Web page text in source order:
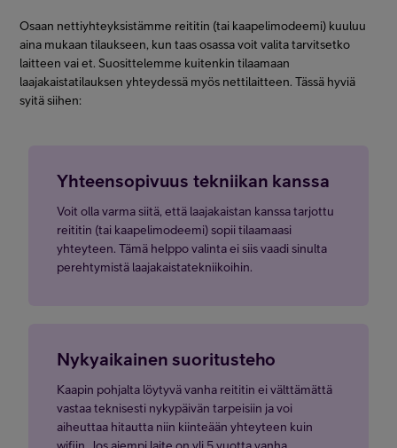
Osaan nettiyhteyksistämme reititin (tai kaapelimodeemi) kuuluu
aina mukaan tilaukseen, kun taas osassa voit valita tarvitsetko
laitteen vai et. Suosittelemme kuitenkin tilaamaan
laajakaistatilauksen yhteydessä myös nettilaitteen. Tässä hyviä
syitä siihen:
Yhteensopivuus tekniikan kanssa
Voit olla varma siitä, että laajakaistan kanssa tarjottu
reititin (tai kaapelimodeemi) sopii tilaamaasi
yhteyteen. Tämä helppo valinta ei siis vaadi sinulta
perehtymistä laajakaistatekniikoihin.
Nykyaikainen suoritusteho
Kaapin pohjalta löytyvä vanha reititin ei välttämättä
vastaa teknisesti nykypäivän tarpeisiin ja voi
aiheuttaa hitautta niin kiinteään yhteyteen kuin